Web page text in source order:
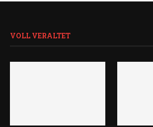
VOLL VERALTET